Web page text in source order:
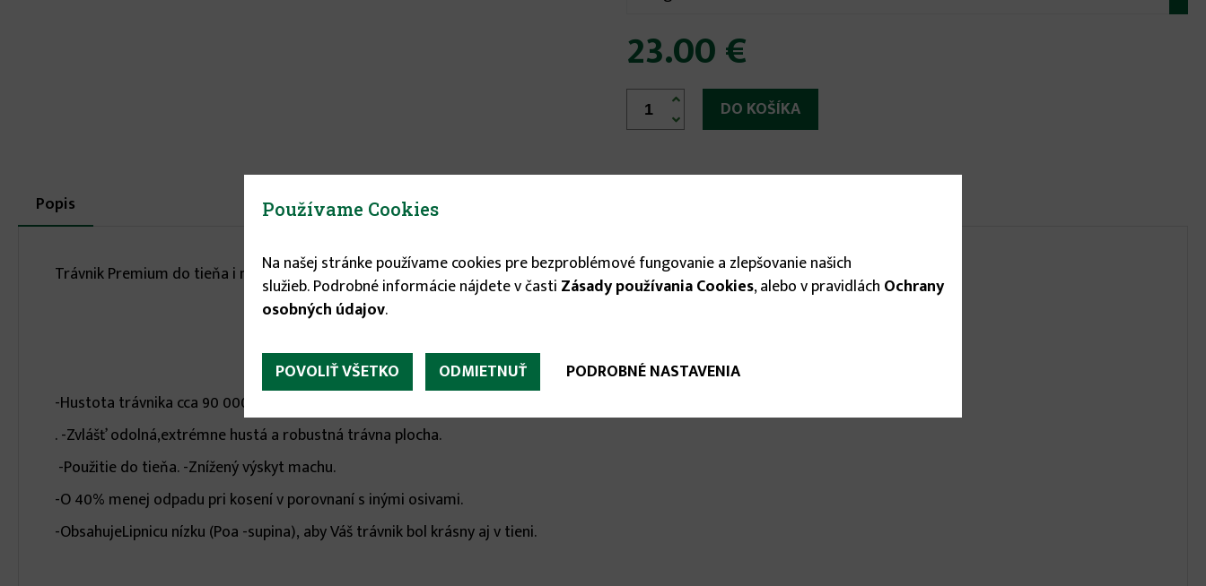
23.00 €


More
infos
Popis
karta)
Trávnik Premium do tieňa i na slnko, obsahuje jedinečný druh osiva ,ktoré znáša veľmi dobre tieň aj slnko.
-Hustota trávnika cca 90 000 trávnych jedincov na m2
. -Zvlášť odolná,extrémne hustá a robustná trávna plocha.
-Použitie do tieňa. -Znížený výskyt machu.
-O 40% menej odpadu pri kosení v porovnaní s inými osivami.
-ObsahujeLipnicu nízku (Poa -supina), aby Váš trávnik bol krásny aj v tieni.
Používame Cookies
Na našej stránke používame cookies pre bezproblémové fungovanie a zlepšovanie našich
služieb. Podrobné informácie nájdete v časti Zásady používania Cookies, alebo v pravidlách Ochrany
osobných údajov.
POVOLIŤ VŠETKO ODMIETNUŤ PODROBNÉ NASTAVENIA